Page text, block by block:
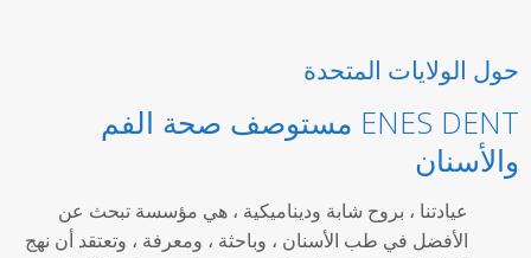
حول الولايات المتحدة
ENES DENT مستوصف صحة الفم
والأسنان
عيادتنا ، بروح شابة وديناميكية ، هي مؤسسة تبحث عن
الأفضل في طب الأسنان ، وباحثة ، ومعرفة ، وتعتقد أن نهج